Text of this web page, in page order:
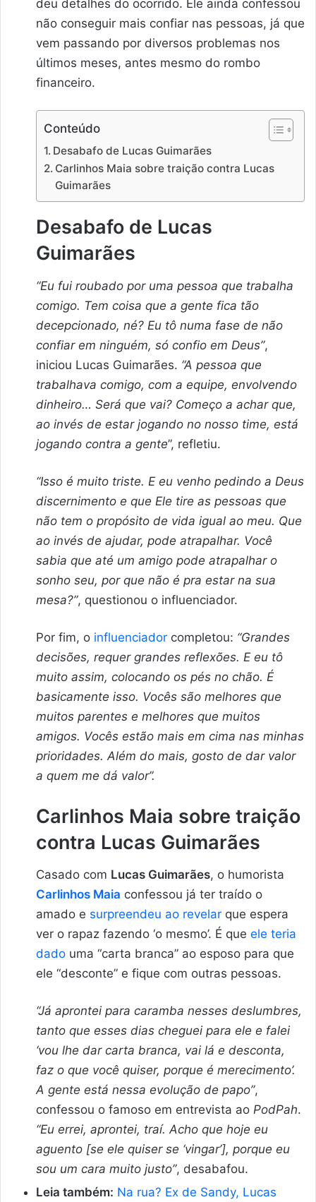
deu detalhes do ocorrido. Ele ainda confessou
não conseguir mais confiar nas pessoas, já que
vem passando por diversos problemas nos
últimos meses, antes mesmo do rombo
financeiro.
Conteúdo
Desabafo de Lucas Guimarães
Carlinhos Maia sobre traição contra Lucas
Guimarães
Desabafo de Lucas
Guimarães
“Eu fui roubado por uma pessoa que trabalha
comigo. Tem coisa que a gente fica tão
decepcionado, né? Eu tô numa fase de não
confiar em ninguém, só confio em Deus”,
iniciou Lucas Guimarães. “A pessoa que
trabalhava comigo, com a equipe, envolvendo
dinheiro… Será que vai? Começo a achar que,
ao invés de estar jogando no nosso time, está
jogando contra a gente”, refletiu.
“Isso é muito triste. E eu venho pedindo a Deus
discernimento e que Ele tire as pessoas que
não tem o propósito de vida igual ao meu. Que
ao invés de ajudar, pode atrapalhar. Você
sabia que até um amigo pode atrapalhar o
sonho seu, por que não é pra estar na sua
mesa?”, questionou o influenciador.
Por fim, o influenciador completou: “Grandes
decisões, requer grandes reflexões. E eu tô
muito assim, colocando os pés no chão. É
basicamente isso. Vocês são melhores que
muitos parentes e melhores que muitos
amigos. Vocês estão mais em cima nas minhas
prioridades. Além do mais, gosto de dar valor
a quem me dá valor”.
Carlinhos Maia sobre traição
contra Lucas Guimarães
Casado com Lucas Guimarães, o humorista
Carlinhos Maia confessou já ter traído o
amado e surpreendeu ao revelar que espera
ver o rapaz fazendo ‘o mesmo’. É que ele teria
dado uma “carta branca” ao esposo para que
ele “desconte” e fique com outras pessoas.
“Já aprontei para caramba nesses deslumbres,
tanto que esses dias cheguei para ele e falei
‘vou lhe dar carta branca, vai lá e desconta,
faz o que você quiser, porque é merecimento’.
A gente está nessa evolução de papo”,
confessou o famoso em entrevista ao PodPah.
“Eu errei, aprontei, traí. Acho que hoje eu
aguento [se ele quiser se ‘vingar’], porque eu
sou um cara muito justo”, desabafou.
Leia também: Na rua? Ex de Sandy, Lucas